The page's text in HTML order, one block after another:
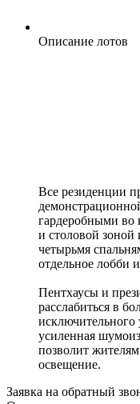
Описание лотов
Все резиденции
гардеробными во
и столовой зоной
четырьмя
отдельное лобби
Пентхаусы и
расслабиться в
усиленная
позволит
освещение.
Заявка на обратный